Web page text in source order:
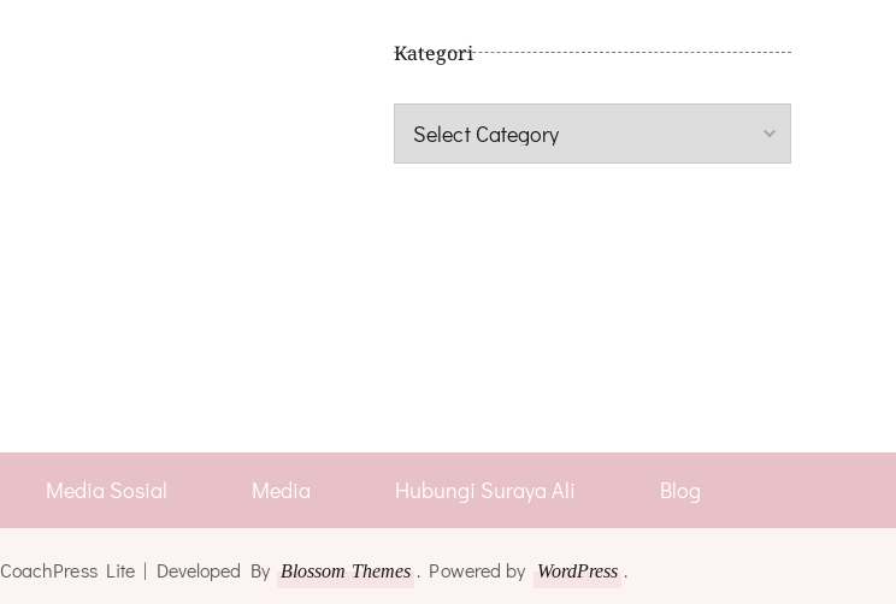
Kategori
Kategori
Media Sosial Media Hubungi Suraya Ali Blog
CoachPress Lite | Developed By Blossom Themes . Powered by WordPress .